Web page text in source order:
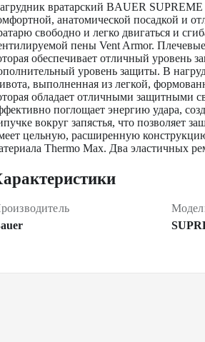
вратарский BAUER SUPREME
анатомической посадкой и
свободно и легко двигаться и
пены Vent Armor.
обеспечивает отличный
уровень защиты. В
выполненная из легкой,
обладает отличными защитными
поглощает энергию удара,
вокруг запястья, что позволяет
цельную, расширенную
Thermo Max. Два эластичных